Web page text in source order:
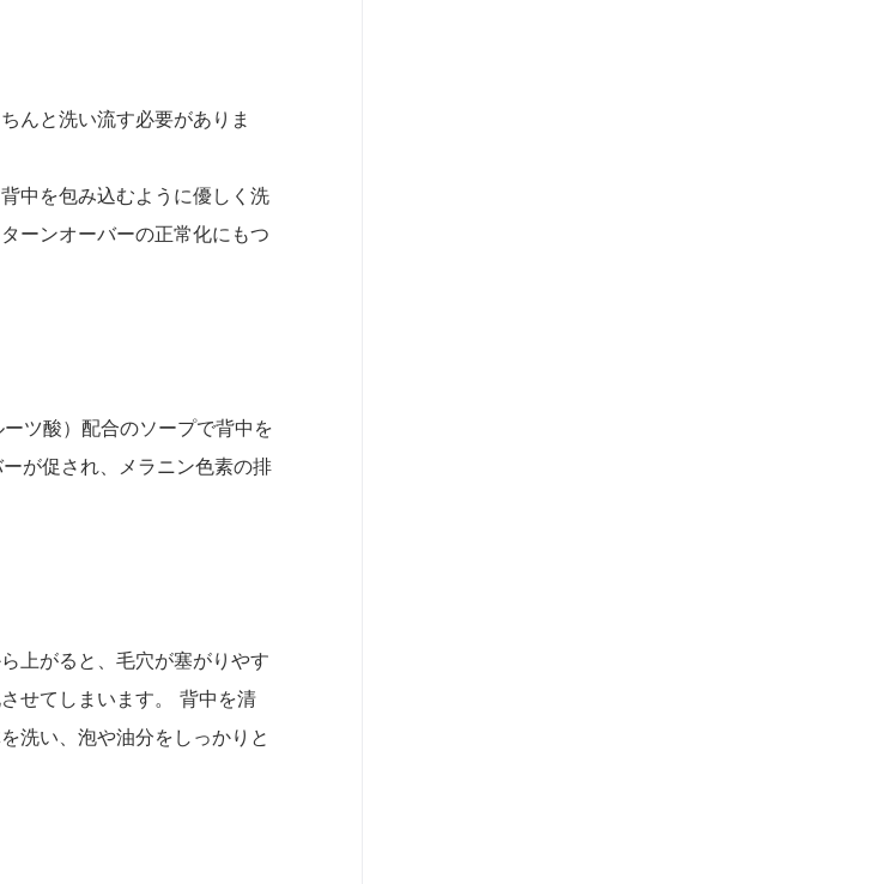
んと洗い流す必要がありま
中を包み込むように優しく洗
ーンオーバーの正常化にもつ
ツ酸）配合のソープで背中を
が促され、メラニン色素の排
上がると、毛穴が塞がりやす
せてしまいます。 背中を清
洗い、泡や油分をしっかりと